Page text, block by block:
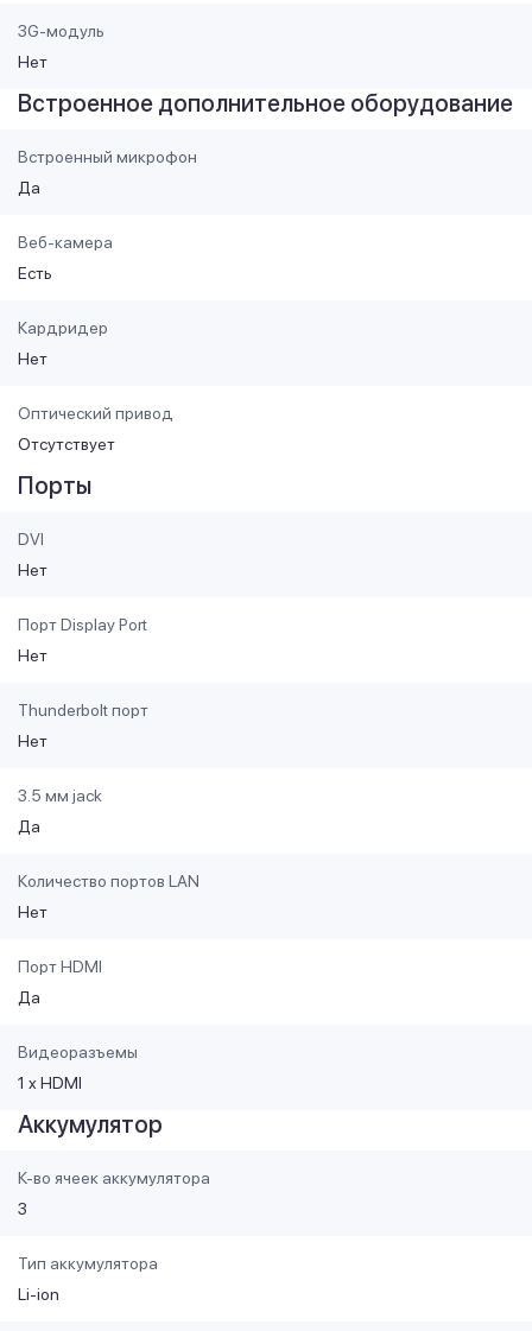
3G-модуль
Нет
Встроенное дополнительное оборудование
Встроенный микрофон
Да
Веб-камера
Есть
Кардридер
Нет
Оптический привод
Отсутствует
Порты
DVI
Нет
Порт Display Port
Нет
Thunderbolt порт
Нет
3.5 мм jack
Да
Количество портов LAN
Нет
Порт HDMI
Да
Видеоразъемы
1 x HDMI
Аккумулятор
К-во ячеек аккумулятора
3
Тип аккумулятора
Li-ion